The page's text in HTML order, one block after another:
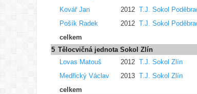
Kovář Jan
2012 T.J. Sokol
Pošík Radek
2012 T.J. Sokol
celkem
5 Tělocvičná jednota Sokol Zlín
Lovas Matouš
2012 T.J. Sokol Zlín
Medřický Václav
2013 T.J. Sokol Zlín
celkem